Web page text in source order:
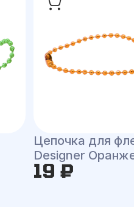
Цепочка для
Designer
19 ₽